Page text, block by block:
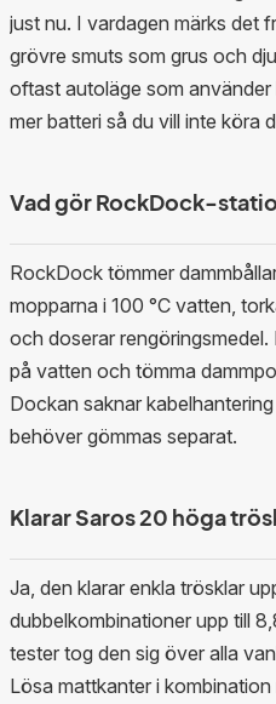
just nu. I vardagen märks det
grövre smuts som grus och
oftast autoläge som
mer batteri så du vill inte köra
Vad gör RockDock-
RockDock tömmer
mopparna i 100 °C vatten,
och doserar
på vatten och tömma
Dockan saknar
behöver gömmas separat.
Klarar Saros 20 höga
Ja, den klarar enkla trösklar
dubbelkombinationer upp till
tester tog den sig över alla
Lösa mattkanter i